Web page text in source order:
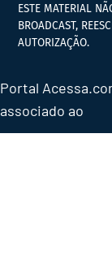
ESTE MATERIAL
BROADCAST,
AUTORIZAÇÃO.
Portal
associado ao